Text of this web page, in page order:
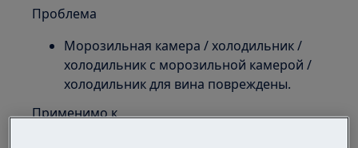
Проблема
Морозильная камера / холодильник /
холодильник с морозильной камерой /
холодильник для вина повреждены.
Применимо к